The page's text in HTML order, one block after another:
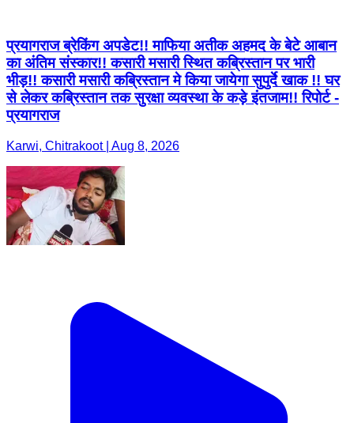
प्रयागराज ब्रेकिंग अपडेट!! माफिया अतीक अहमद के बेटे आबान
का अंतिम संस्कार!! कसारी मसारी स्थित कब्रिस्तान पर भारी
भीड़!! कसारी मसारी कब्रिस्तान मे किया जायेगा सुपुर्दे खाक !! घर
से लेकर कब्रिस्तान तक सुरक्षा व्यवस्था के कड़े इंतजाम!! रिपोर्ट -
प्रयागराज
Karwi, Chitrakoot | Aug 8, 2026